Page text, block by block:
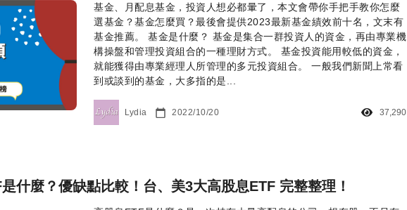
基金、月配息基金，投資人想必都暈了，本文會帶你手把手教你怎麼
選基金？基金怎麼買？最後會提供2023最新基金績效前十名，文末有
基金推薦。 基金是什麼？ 基金是集合一群投資人的資金，再由專業機
構操盤和管理投資組合的一種理財方式。 基金投資能用較低的資金，
就能獲得由專業經理人所管理的多元投資組合。 一般我們新聞上常看
到或談到的基金，大多指的是...
Lydia 2022/10/20 37,290
什麼？優缺點比較！台、美3大高股息ETF 完整整理！